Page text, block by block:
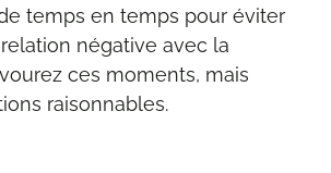
temps en temps pour éviter
négative avec la
ces moments, mais
raisonnables.